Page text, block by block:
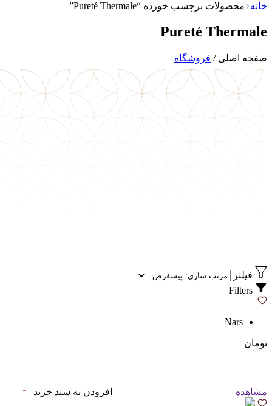
خانه
محصولات برچسب خورده “Pureté Thermale”
Pureté Thermale
صفحه اصلی / فروشگاه
فیلتر
Nars
تومان
مشاهده افزودن به سبد خرید